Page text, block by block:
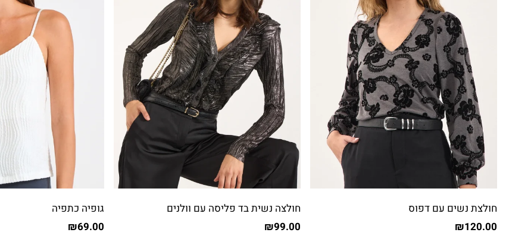
חולצת נשים עם דפוס
₪120.00
חולצה נשית בד פליסה עם וולנים
₪99.00
גופיה כתפיה
₪69.00